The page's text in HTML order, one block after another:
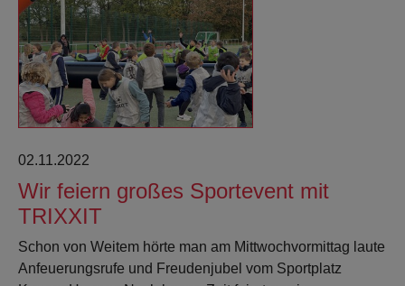
02.11.2022
Wir feiern großes Sportevent mit
TRIXXIT
Schon von Weitem hörte man am Mittwochvormittag laute
Anfeuerungsrufe und Freudenjubel vom Sportplatz